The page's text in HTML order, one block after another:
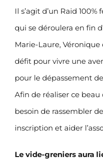
Il s’agit d’un Raid
qui se déroulera en fin
Marie-Laure, Véronique
défit pour vivre une
pour le dépassement
Afin de réaliser ce
besoin de rassembler
inscription et aider
Le vide-greniers aura